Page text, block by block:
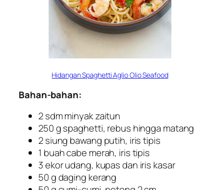
Hidangan Spaghetti Aglio Olio Seafood
Bahan-bahan:
2 sdm minyak zaitun
250 g spaghetti, rebus hingga matang
2 siung bawang putih, iris tipis
1 buah cabe merah, iris tipis
3 ekor udang, kupas dan iris kasar
50 g daging kerang